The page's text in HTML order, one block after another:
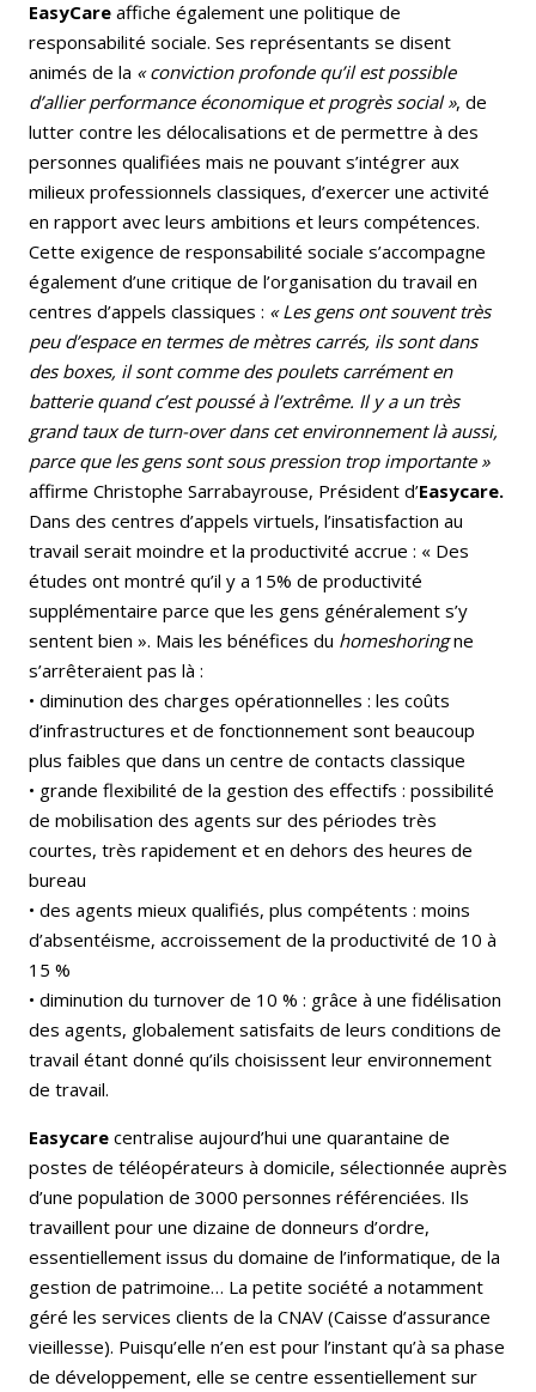
EasyCare affiche également une politique de
responsabilité sociale. Ses représentants se disent
animés de la « conviction profonde qu’il est possible
d’allier performance économique et progrès social », de
lutter contre les délocalisations et de permettre à des
personnes qualifiées mais ne pouvant s’intégrer aux
milieux professionnels classiques, d’exercer une activité
en rapport avec leurs ambitions et leurs compétences.
Cette exigence de responsabilité sociale s’accompagne
également d’une critique de l’organisation du travail en
centres d’appels classiques : « Les gens ont souvent très
peu d’espace en termes de mètres carrés, ils sont dans
des boxes, il sont comme des poulets carrément en
batterie quand c’est poussé à l’extrême. Il y a un très
grand taux de turn-over dans cet environnement là aussi,
parce que les gens sont sous pression trop importante »
affirme Christophe Sarrabayrouse, Président d’Easycare.
Dans des centres d’appels virtuels, l’insatisfaction au
travail serait moindre et la productivité accrue : « Des
études ont montré qu’il y a 15% de productivité
supplémentaire parce que les gens généralement s’y
sentent bien ». Mais les bénéfices du homeshoringne
s’arrêteraient pas là :
• diminution des charges opérationnelles : les coûts
d’infrastructures et de fonctionnement sont beaucoup
plus faibles que dans un centre de contacts classique
• grande flexibilité de la gestion des effectifs : possibilité
de mobilisation des agents sur des périodes très
courtes, très rapidement et en dehors des heures de
bureau
• des agents mieux qualifiés, plus compétents : moins
d’absentéisme, accroissement de la productivité de 10 à
15 %
• diminution du turnover de 10 % : grâce à une fidélisation
des agents, globalement satisfaits de leurs conditions de
travail étant donné qu’ils choisissent leur environnement
de travail.
Easycare centralise aujourd’hui une quarantaine de
postes de téléopérateurs à domicile, sélectionnée auprès
d’une population de 3000 personnes référenciées. Ils
travaillent pour une dizaine de donneurs d’ordre,
essentiellement issus du domaine de l’informatique, de la
gestion de patrimoine… La petite société a notamment
géré les services clients de la CNAV (Caisse d’assurance
vieillesse). Puisqu’elle n’en est pour l’instant qu’à sa phase
de développement, elle se centre essentiellement sur